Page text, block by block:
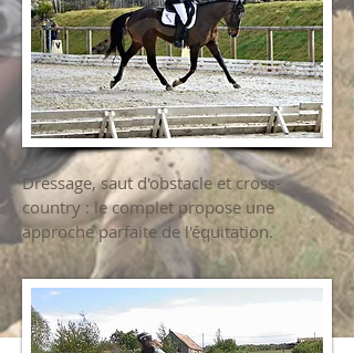
Dressage, saut d'obstacle et cross-
country : le complet propose une
approche parfaite de l'équitation.